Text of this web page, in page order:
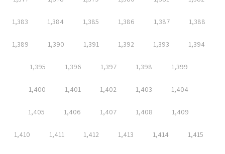
1,383 1,384 1,385 1,386 1,387 1,388
1,389 1,390 1,391 1,392 1,393 1,394
1,395 1,396 1,397 1,398 1,399
1,400 1,401 1,402 1,403 1,404
1,405 1,406 1,407 1,408 1,409
1,410 1,411 1,412 1,413 1,414 1,415